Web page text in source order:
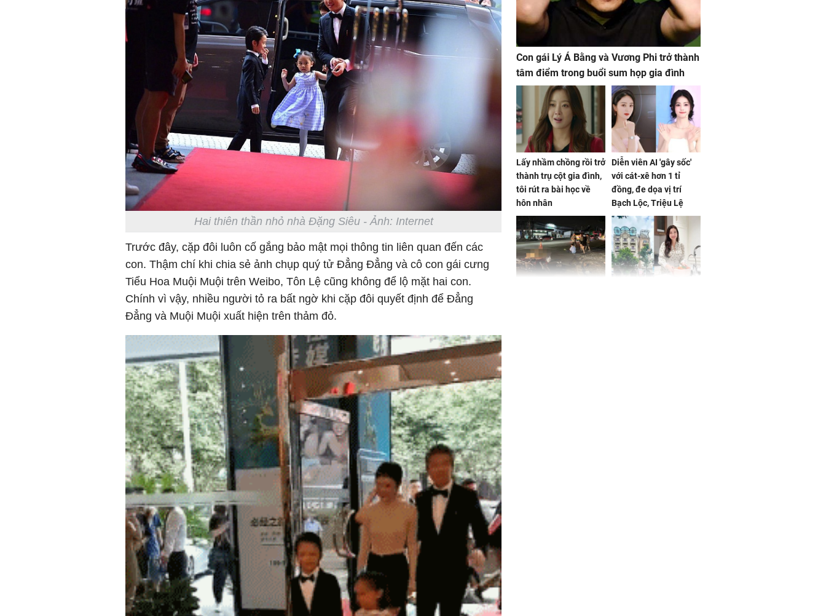
Hai thiên thần nhỏ nhà Đặng Siêu - Ảnh: Internet
Trước đây, cặp đôi luôn cố gắng bảo mật mọi thông tin liên quan đến các
con. Thậm chí khi chia sẻ ảnh chụp quý tử Đẳng Đẳng và cô con gái cưng
Tiểu Hoa Muội Muội trên Weibo, Tôn Lệ cũng không để lộ mặt hai con.
Chính vì vậy, nhiều người tỏ ra bất ngờ khi cặp đôi quyết định để Đẳng
Đẳng và Muội Muội xuất hiện trên thảm đỏ.
Con gái Lý Á Bằng và Vương Phi trở thành
tâm điểm trong buổi sum họp gia đình
Lấy nhầm chồng rồi trở
thành trụ cột gia đình,
tôi rút ra bài học về
hôn nhân
Diễn viên AI 'gây sốc'
với cát-xê hơn 1 tỉ
đồng, đe dọa vị trí
Bạch Lộc, Triệu Lệ
Dĩnh